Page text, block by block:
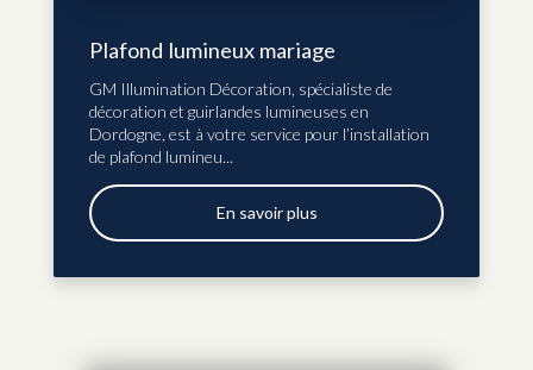
Plafond lumineux mariage
GM Illumination Décoration, spécialiste de
décoration et guirlandes lumineuses en
Dordogne, est à votre service pour l’installation
de plafond lumineu...
En savoir plus